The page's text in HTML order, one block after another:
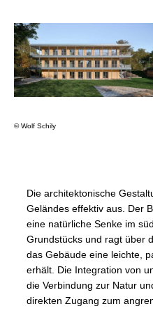
© Wolf Schily
Die architektonische
Geländes effektiv aus. Der
eine natürliche Senke im
Grundstücks und ragt über
das Gebäude eine leichte,
erhält. Die Integration von
die Verbindung zur Natur
direkten Zugang zum